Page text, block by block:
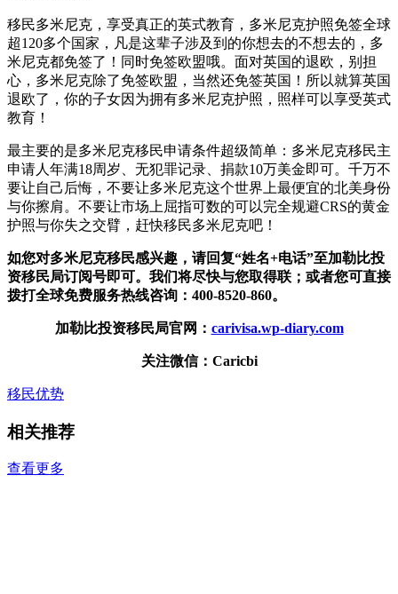
移民多米尼克，享受真正的英式教育，多米尼克护照免签全球
超120多个国家，凡是这辈子涉及到的你想去的不想去的，多
米尼克都免签了！同时免签欧盟哦。面对英国的退欧，别担
心，多米尼克除了免签欧盟，当然还免签英国！所以就算英国
退欧了，你的子女因为拥有多米尼克护照，照样可以享受英式
教育！
最主要的是多米尼克移民申请条件超级简单：多米尼克移民主
申请人年满18周岁、无犯罪记录、捐款10万美金即可。千万不
要让自己后悔，不要让多米尼克这个世界上最便宜的北美身份
与你擦肩。不要让市场上屈指可数的可以完全规避CRS的黄金
护照与你失之交臂，赶快移民多米尼克吧！
如您对多米尼克移民感兴趣，请回复“姓名+电话”至加勒比投
资移民局订阅号即可。我们将尽快与您取得联；或者您可直接
拨打全球免费服务热线咨询：400-8520-860。
加勒比投资移民局官网： carivisa.wp-diary.com
关注微信：Caricbi
移民优势
相关推荐
查看更多